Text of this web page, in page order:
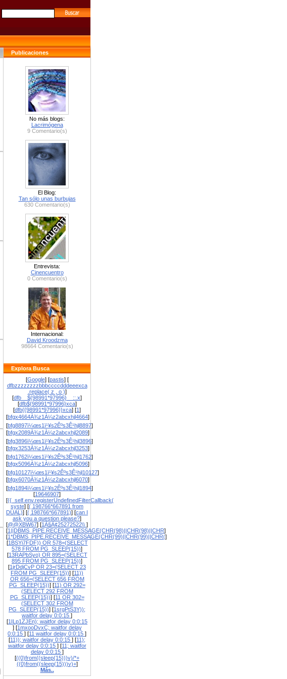
Publicaciones
No más blogs:
Lacrimógena
9 Comentario(s)
El Blog:
Tan sólo unas burbujas
630 Comentario(s)
Entrevista:
Cinencuentro
0 Comentario(s)
Internacional:
David Kroodzma
98664 Comentario(s)
Explora Busca
[Google] [pastis] [
dfbzzzzzzzzbbbccccdddeeexca
.replace( z , o )]
[dfb__${98991*97996}__::.x]
[dfb${98991*97996}xca]
[dfb{{98991*97996}}xca] [1]
[bfgx4664À¾z1À¼z2abcxhjl4664]
[bfg8897ï¼œs1ï¹¥s2Êºs3Ê¹hjl8897]
[bfgx2089À¾z1À¼z2abcxhjl2089]
[bfg3896ï¼œs1ï¹¥s2Êºs3Ê¹hjl3896]
[bfgx3253À¾z1À¼z2abcxhjl3253]
[bfg1762ï¼œs1ï¹¥s2Êºs3Ê¹hjl1762]
[bfgx5096À¾z1À¼z2abcxhjl5096]
[bfg10127ï¼œs1ï¹¥s2Êºs3Ê¹hjl10127]
[bfgx6070À¾z1À¼z2abcxhjl6070]
[bfg1894ï¼œs1ï¹¥s2Êºs3Ê¹hjl1894]
[19646907]
[{{_self.env.registerUndefinedFilterCallback(
syste] [( 198766*667891 from
DUAL)] [( 198766*667891)] [can I
ask you a question please?]
[@@XBW67] [1À§À¢25272522\\ ]
[1||DBMS_PIPE.RECEIVE_MESSAGE(CHR(98)||CHR(98)||CHR]
[1*DBMS_PIPE.RECEIVE_MESSAGE(CHR(99)||CHR(99)||CHR(]
[1BSYi7FDF)) OR 578=(SELECT
578 FROM PG_SLEEP(15))]
[13RAPbSyo) OR 895=(SELECT
895 FROM PG_SLEEP(15))]
[1jrDdjCvP OR 23=(SELECT 23
FROM PG_SLEEP(15))] [11))
OR 656=(SELECT 656 FROM
PG_SLEEP(15))] [11) OR 292=
(SELECT 292 FROM
PG_SLEEP(15))] [11 OR 302=
(SELECT 302 FROM
PG_SLEEP(15))] [1srgPtS3Y));
waitfor delay 0:0:15 ]
[1ILp1ZJEn); waitfor delay 0:0:15
] [1mxooDvxC; waitfor delay
0:0:15 ] [11 waitfor delay 0:0:15 ]
[11)); waitfor delay 0:0:15 ] [11);
waitfor delay 0:0:15 ] [11; waitfor
delay 0:0:15 ]
[((0)from((sleep(15)))v)/*+
((0)from((sleep(15)))v)+]
Más..